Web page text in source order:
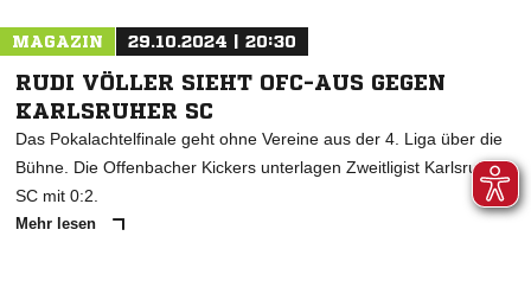
MAGAZIN 29.10.2024 | 20:30
RUDI VÖLLER SIEHT OFC-AUS GEGEN
KARLSRUHER SC
Das Pokalachtelfinale geht ohne Vereine aus der 4. Liga über die
Bühne. Die Offenbacher Kickers unterlagen Zweitligist Karlsruher
SC mit 0:2.
Mehr lesen